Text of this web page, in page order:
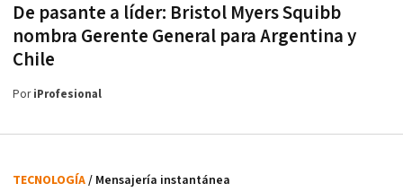
De pasante a líder: Bristol Myers Squibb
nombra Gerente General para Argentina y
Chile
PoriProfesional
TECNOLOGÍA/ Mensajería instantánea